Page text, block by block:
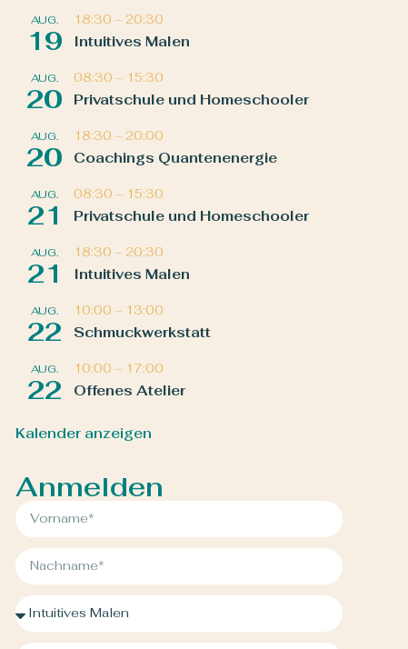
AUG.
19
18:30 – 20:30
Intuitives Malen
AUG.
20
08:30 – 15:30
Privatschule und Homeschooler
AUG.
20
18:30 – 20:00
Coachings Quantenenergie
AUG.
21
08:30 – 15:30
Privatschule und Homeschooler
AUG.
21
18:30 – 20:30
Intuitives Malen
AUG.
22
10:00 – 13:00
Schmuckwerkstatt
AUG.
22
10:00 – 17:00
Offenes Atelier
Kalender anzeigen
Anmelden